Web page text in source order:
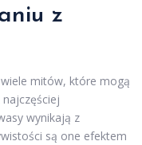
z
mitów, które mogą
najczęściej
wynikają z
są one efektem